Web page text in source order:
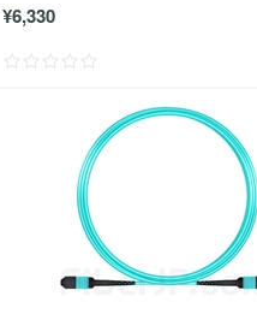
¥6,330